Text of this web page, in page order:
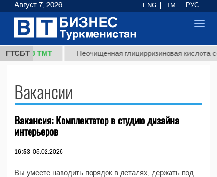
ГТСБТ
37,8 ТМТ Неочищенная глицирризиновая кислота
Вакансии
Вакансия: Комплектатор в студию дизайна
интерьеров
16:53 05.02.2026
Вы умеете наводить порядок в деталях, держать под
Август 7, 2026 ENG TM РУС